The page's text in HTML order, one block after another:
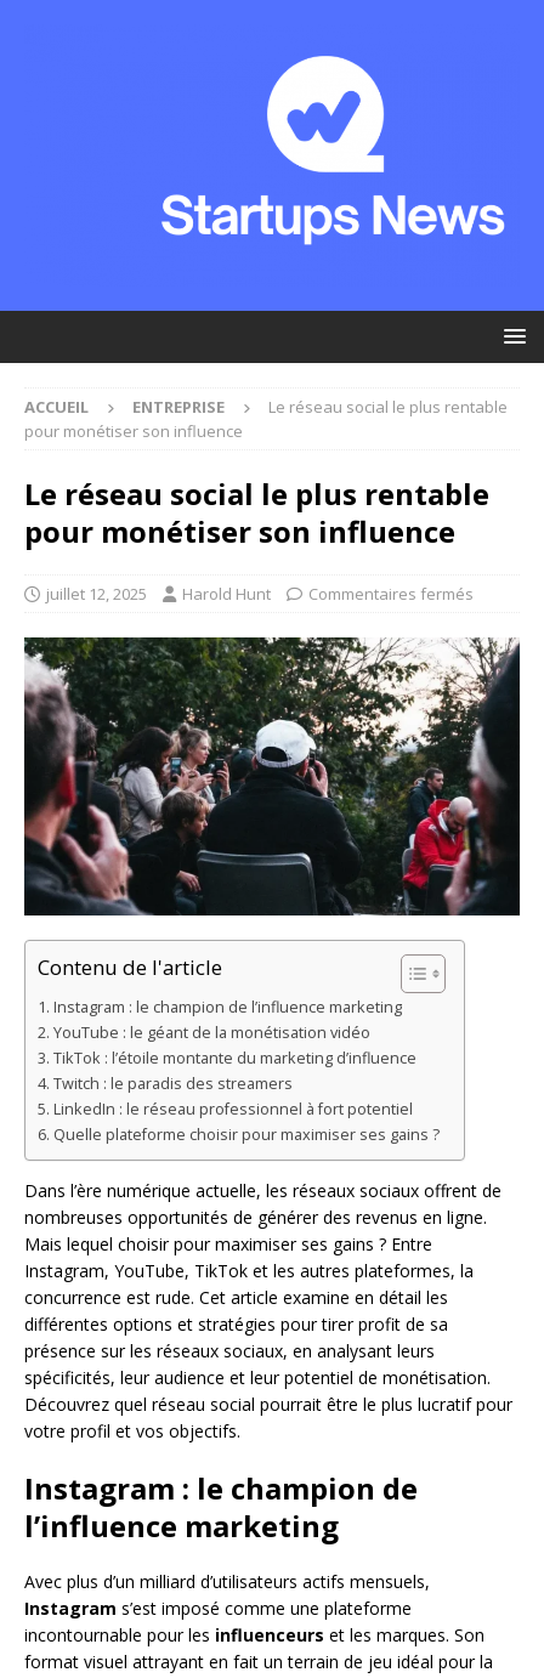
ACCUEIL ENTREPRISE
Le réseau social le plus rentable
pour monétiser son influence
Le réseau social le plus rentable
pour monétiser son influence
juillet 12, 2025 Harold Hunt Commentaires fermés
Contenu de l'article
Instagram : le champion de l’influence marketing
YouTube : le géant de la monétisation vidéo
TikTok : l’étoile montante du marketing d’influence
Twitch : le paradis des streamers
LinkedIn : le réseau professionnel à fort potentiel
Quelle plateforme choisir pour maximiser ses gains ?
Dans l’ère numérique actuelle, les réseaux sociaux offrent de
nombreuses opportunités de générer des revenus en ligne.
Mais lequel choisir pour maximiser ses gains ? Entre
Instagram, YouTube, TikTok et les autres plateformes, la
concurrence est rude. Cet article examine en détail les
différentes options et stratégies pour tirer profit de sa
présence sur les réseaux sociaux, en analysant leurs
spécificités, leur audience et leur potentiel de monétisation.
Découvrez quel réseau social pourrait être le plus lucratif pour
votre profil et vos objectifs.
Instagram : le champion de
l’influence marketing
Avec plus d’un milliard d’utilisateurs actifs mensuels,
Instagram s’est imposé comme une plateforme
incontournable pour les influenceurs et les marques. Son
format visuel attrayant en fait un terrain de jeu idéal pour la